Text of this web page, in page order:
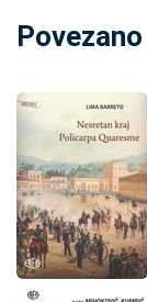
Povezano